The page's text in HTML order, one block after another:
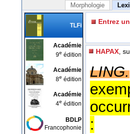
Morphologie
TLFi
Académie
9e édition
Académie
8e édition
Académie
4e édition
BDLP
Francophonie
Entrez
HAPAX ,
LING.
: